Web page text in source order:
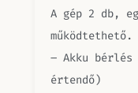
A gép 2 db,
– Akku
értendő)